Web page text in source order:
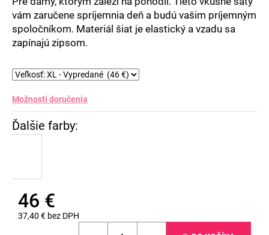
vám zaručene spríjemnia deň a budú vašim príjemným
spoločníkom. Materiál šiat je elastický a vzadu sa
zapínajú zipsom.
Možnosti doručenia
46 €
37,40 € bez DPH